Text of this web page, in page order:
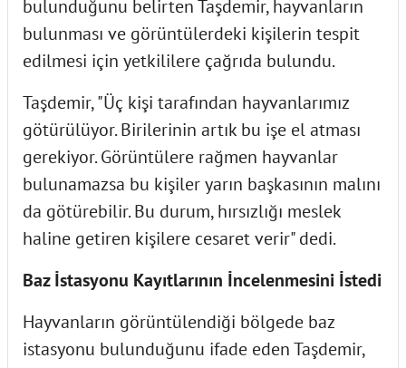
bulunduğunu belirten Taşdemir, hayvanların
bulunması ve görüntülerdeki kişilerin tespit
edilmesi için yetkililere çağrıda bulundu.
Taşdemir, "Üç kişi tarafından hayvanlarımız
götürülüyor. Birilerinin artık bu işe el atması
gerekiyor. Görüntülere rağmen hayvanlar
bulunamazsa bu kişiler yarın başkasının malını
da götürebilir. Bu durum, hırsızlığı meslek
haline getiren kişilere cesaret verir" dedi.
Baz İstasyonu Kayıtlarının İncelenmesini İstedi
Hayvanların görüntülendiği bölgede baz
istasyonu bulunduğunu ifade eden Taşdemir,